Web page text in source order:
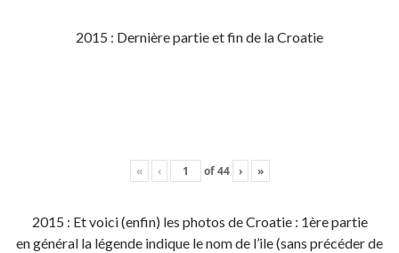
2015 : Dernière partie et fin de la Croatie
« ‹ of44 › »
2015 : Et voici (enfin) les photos de Croatie : 1ère partie
en général la légende indique le nom de l’ile (sans précéder de